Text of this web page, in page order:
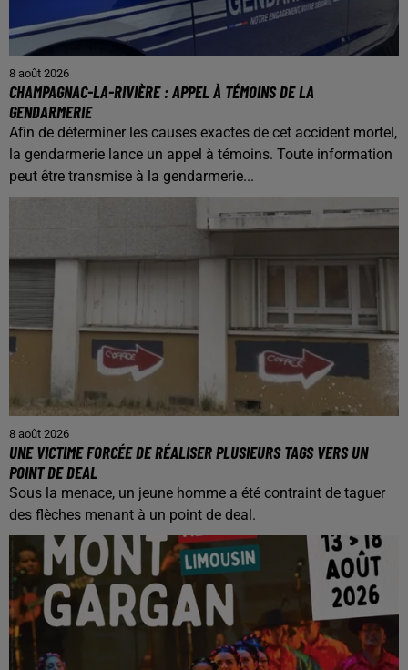
8 août 2026
CHAMPAGNAC-LA-RIVIÈRE : APPEL À TÉMOINS DE LA
GENDARMERIE
Afin de déterminer les causes exactes de cet accident mortel,
la gendarmerie lance un appel à témoins. Toute information
peut être transmise à la gendarmerie...
8 août 2026
UNE VICTIME FORCÉE DE RÉALISER PLUSIEURS TAGS VERS UN
POINT DE DEAL
Sous la menace, un jeune homme a été contraint de taguer
des flèches menant à un point de deal.